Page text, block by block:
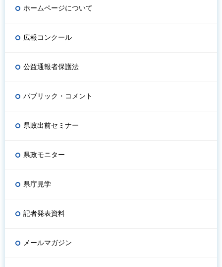
ホームページについて
広報コンクール
公益通報者保護法
パブリック・コメント
県政出前セミナー
県政モニター
県庁見学
記者発表資料
メールマガジン